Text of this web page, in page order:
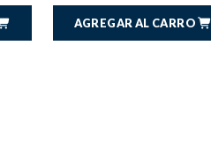
AGREGAR AL CARRO